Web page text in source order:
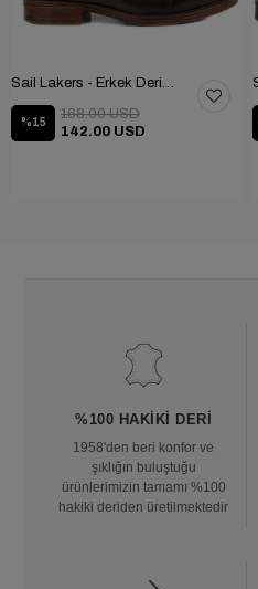
%15
142.00 USD
168.00 USD
%100 HAKIKI DERI
1958'den beri konfor ve
şıklığın buluştuğu
ürünlerimizin tamamı %100
hakiki deriden üretilmektedir